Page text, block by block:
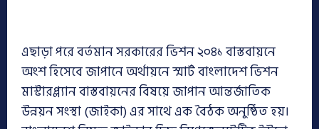
এছাড়া পরে বর্তমান সরকারের ভিশন ২০৪১ বাস্তবায়নে
অংশ হিসেবে জাপানে অর্থায়নে স্মার্ট বাংলাদেশ ভিশন
মাস্টারপ্ল্যান বাস্তবায়নের বিষয়ে জাপান আন্তর্জাতিক
উন্নয়ন সংস্থা (জাইকা) এর সাথে এক বৈঠক অনুষ্ঠিত হয়।